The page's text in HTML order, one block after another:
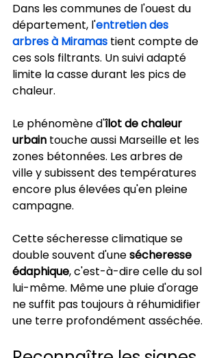
Dans les communes de l'ouest du
département, l'entretien des
arbres à Miramas tient compte de
ces sols filtrants. Un suivi adapté
limite la casse durant les pics de
chaleur.
Le phénomène d'îlot de chaleur
urbain touche aussi Marseille et les
zones bétonnées. Les arbres de
ville y subissent des températures
encore plus élevées qu'en pleine
campagne.
Cette sécheresse climatique se
double souvent d'une sécheresse
édaphique, c'est-à-dire celle du sol
lui-même. Même une pluie d'orage
ne suffit pas toujours à réhumidifier
une terre profondément asséchée.